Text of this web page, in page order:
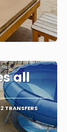
all
2 TRANSFERS